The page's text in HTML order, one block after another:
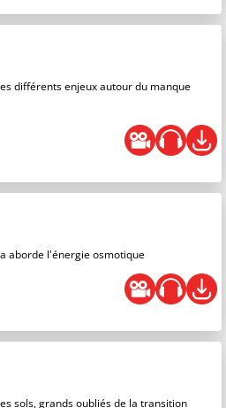
différents enjeux autour du manque
aborde l'énergie osmotique
sols, grands oubliés de la transition